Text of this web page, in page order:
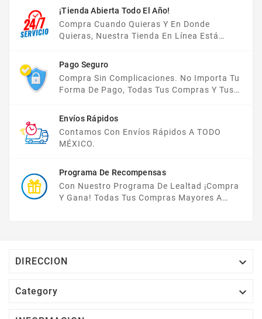
¡Tienda Abierta Todo El Año!
Compra Cuando Quieras Y En Donde
Quieras, Nuestra Tienda En Línea Está
La Semana.
Pago Seguro
Compra Sin Complicaciones. No Importa Tu
Forma De Pago, Todas Tus Compras Y Tus
Envíos Rápidos
Contamos Con Envíos Rápidos A TODO
MÉXICO.
Programa De Recompensas
Con Nuestro Programa De Lealtad ¡compra
Y Gana! Todas Tus Compras Mayores A
DIRECCION 
Category 